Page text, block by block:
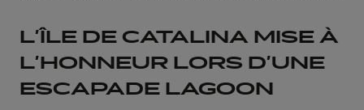
L’ÎLE DE CATALINA MISE À
L’HONNEUR LORS D’UNE
ESCAPADE LAGOON